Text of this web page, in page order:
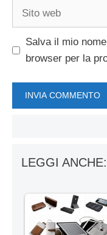
Sito
Salva il mio
browser per la
LEGGI ANCHE: